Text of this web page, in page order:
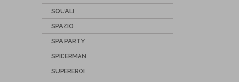
SQUALI
SPAZIO
SPA PARTY
SPIDERMAN
SUPEREROI